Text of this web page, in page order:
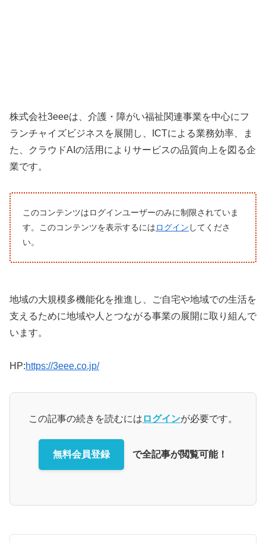
株式会社3eeeは、介護・障がい福祉関連事業を中心にフ
ランチャイズビジネスを展開し、ICTによる業務効率、ま
た、クラウドAIの活用によりサービスの品質向上を図る企
業です。
このコンテンツはログインユーザーのみに制限されていま
す。このコンテンツを表示するにはログイン してくださ
い。
地域の大規模多機能化を推進し、ご自宅や地域での生活を
支えるために地域や人とつながる事業の展開に取り組んで
います。
HP:https://3eee.co.jp/
この記事の続きを読むには ログインが必要です。
無料会員登録 で全記事が閲覧可能！